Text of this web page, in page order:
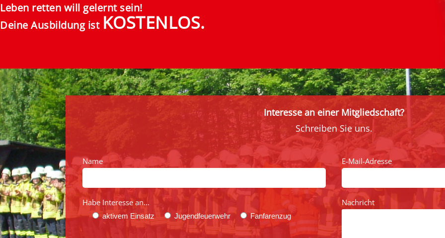
Leben retten will gelernt sein!
Deine Ausbildung ist KOSTENLOS.
Interesse an einer Mitgliedschaft?
Schreiben Sie uns.
Name E-Mail-Adresse
Habe Interesse an...
aktivem Einsatz Jugendfeuerwehr Fanfarenzug
Nachricht